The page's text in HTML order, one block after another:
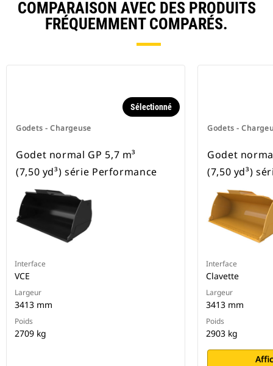
COMPARAISON AVEC DES PRODUITS
FRÉQUEMMENT COMPARÉS.
Godets - Chargeuse
Sélectionné
Godet normal GP 5,7 m³
(7,50 yd³) série Performance
Interface
VCE
Largeur
3413 mm
Poids
2709 kg
Godets -
Godet
(7,50 yd³)
Interface
Clavette
Largeur
3413 mm
Poids
2903 kg